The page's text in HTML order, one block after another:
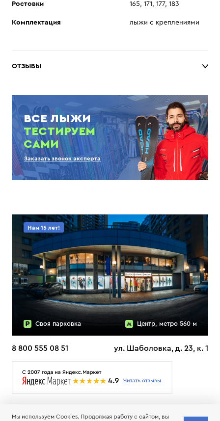
Ростовки 165, 171, 177, 183
Комплектация лыжи с креплениями
ОТЗЫВЫ
ВСЕ ЛЫЖИ
ТЕСТИРУЕМ
САМИ
Заказать звонок эксперта
Нам 15 лет!
Своя парковка Центр, метро 560 м
8 800 555 08 51 ул. Шаболовка, д. 23, к. 1
Мы используем Cookies. Продолжая работу с сайтом, вы